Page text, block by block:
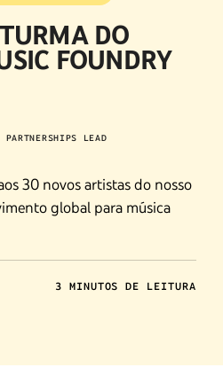
DO
FOUNDRY
LEAD
30 novos artistas do nosso
global para música
3 MINUTOS DE LEITURA